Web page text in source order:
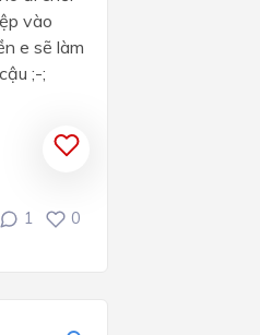
vào
e sẽ làm
;-;
1 0